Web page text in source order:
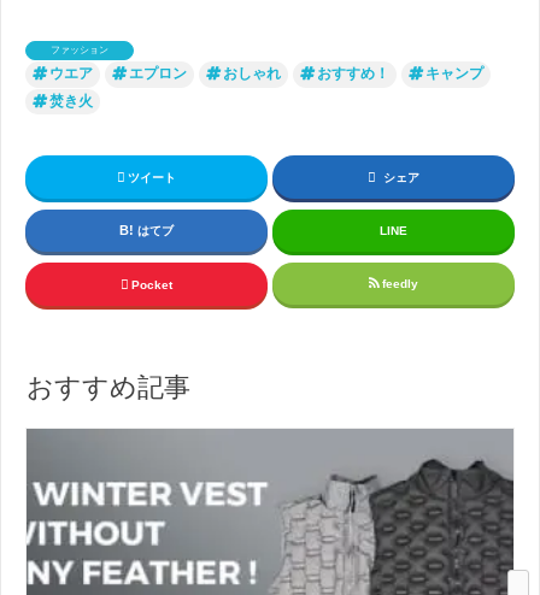
ファッション
ウエア エプロン おしゃれ おすすめ！
キャンプ
焚き火
ツイート シェア
はてブ LINE
Pocket feedly
おすすめ記事